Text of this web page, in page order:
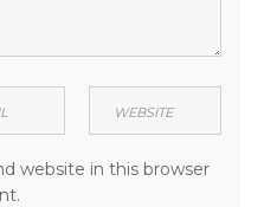
website in this browser